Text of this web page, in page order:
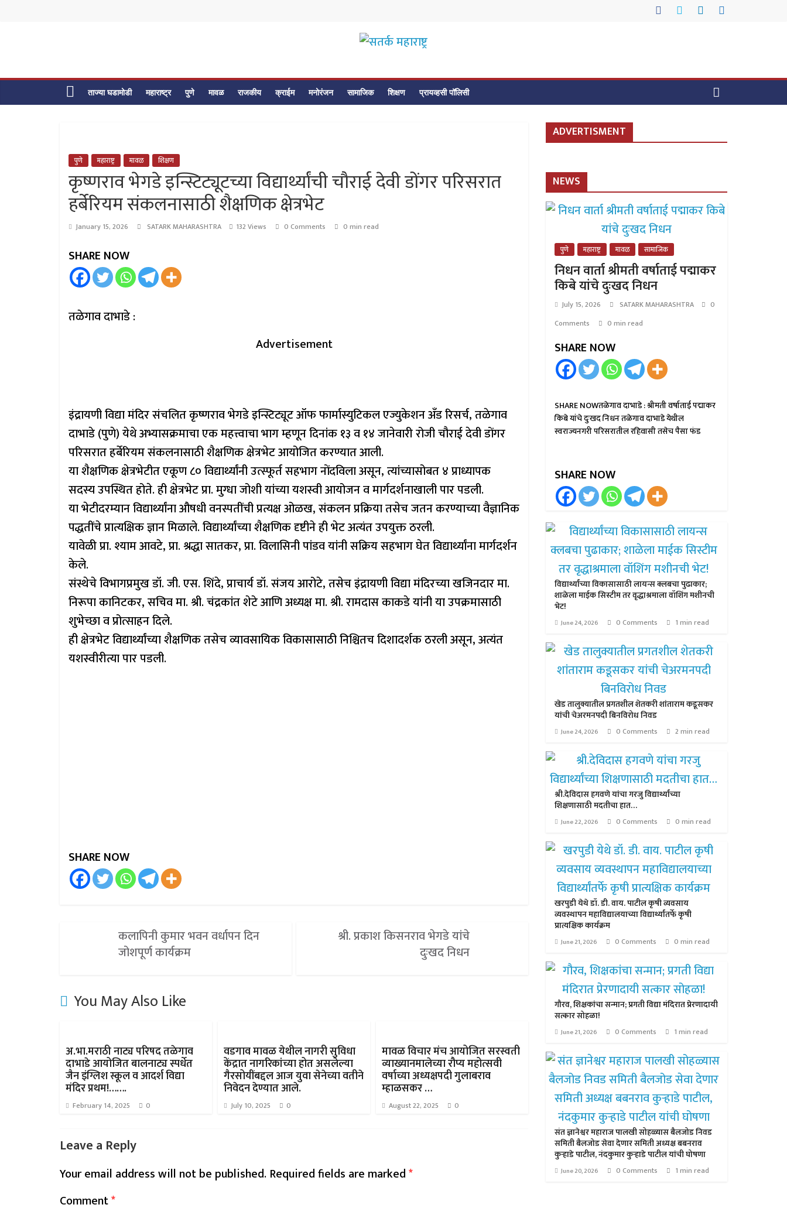
सतर्क
महाराष्ट्र
ताज्या घडामोडी महाराष्ट्र पुणे मावळ राजकीय क्राईम मनोरंजन सामाजिक शिक्षण प्रायव्हसी पॉलिसी
पुणे महाराष्ट्र मावळ शिक्षण
कृष्णराव भेगडे इन्स्टिट्यूटच्या विद्यार्थ्यांची चौराई देवी डोंगर परिसरात
हर्बेरियम संकलनासाठी शैक्षणिक क्षेत्रभेट
January 15, 2026 SATARK MAHARASHTRA 132 Views 0 Comments 0 min read
SHARE NOW
तळेगाव दाभाडे :
Advertisement
इंद्रायणी विद्या मंदिर संचलित कृष्णराव भेगडे इन्स्टिट्यूट ऑफ फार्मास्युटिकल एज्युकेशन अँड रिसर्च, तळेगाव
दाभाडे (पुणे) येथे अभ्यासक्रमाचा एक महत्त्वाचा भाग म्हणून दिनांक १३ व १४ जानेवारी रोजी चौराई देवी डोंगर
परिसरात हर्बेरियम संकलनासाठी शैक्षणिक क्षेत्रभेट आयोजित करण्यात आली.
या शैक्षणिक क्षेत्रभेटीत एकूण ८० विद्यार्थ्यांनी उत्स्फूर्त सहभाग नोंदविला असून, त्यांच्यासोबत ४ प्राध्यापक
सदस्य उपस्थित होते. ही क्षेत्रभेट प्रा. मुग्धा जोशी यांच्या यशस्वी आयोजन व मार्गदर्शनाखाली पार पडली.
या भेटीदरम्यान विद्यार्थ्यांना औषधी वनस्पतींची प्रत्यक्ष ओळख, संकलन प्रक्रिया तसेच जतन करण्याच्या वैज्ञानिक
पद्धतींचे प्रात्यक्षिक ज्ञान मिळाले. विद्यार्थ्यांच्या शैक्षणिक दृष्टीने ही भेट अत्यंत उपयुक्त ठरली.
यावेळी प्रा. श्याम आवटे, प्रा. श्रद्धा सातकर, प्रा. विलासिनी पांडव यांनी सक्रिय सहभाग घेत विद्यार्थ्यांना मार्गदर्शन
केले.
संस्थेचे विभागप्रमुख डॉ. जी. एस. शिंदे, प्राचार्य डॉ. संजय आरोटे, तसेच इंद्रायणी विद्या मंदिरच्या खजिनदार मा.
निरूपा कानिटकर, सचिव मा. श्री. चंद्रकांत शेटे आणि अध्यक्ष मा. श्री. रामदास काकडे यांनी या उपक्रमासाठी
शुभेच्छा व प्रोत्साहन दिले.
ही क्षेत्रभेट विद्यार्थ्यांच्या शैक्षणिक तसेच व्यावसायिक विकासासाठी निश्चितच दिशादर्शक ठरली असून, अत्यंत
यशस्वीरीत्या पार पडली.
SHARE NOW
कलापिनी कुमार भवन वर्धापन दिन
जोशपूर्ण कार्यक्रम
श्री. प्रकाश किसनराव भेगडे यांचे
दुःखद निधन
You May Also Like
अ.भा.मराठी नाट्य परिषद तळेगाव
दाभाडे आयोजित बालनाट्य स्पर्धेत
जैन इंग्लिश स्कूल व आदर्श विद्या
मंदिर प्रथम!…….
February 14, 2025 0
वडगाव मावळ येथील नागरी सुविधा
केंद्रात नागरिकांच्या होत असलेल्या
गैरसोयींबद्दल आज युवा सेनेच्या वतीने
निवेदन देण्यात आले.
July 10, 2025 0
मावळ विचार मंच आयोजित सरस्वती
व्याख्यानमालेच्या रौप्य महोत्सवी
वर्षाच्या अध्यक्षपदी गुलाबराव
म्हाळसकर …
August 22, 2025 0
Leave a Reply
Your email address will not be published. Required fields are marked*
Comment*
ADVERTISMENT
NEWS
पुणे महाराष्ट्र मावळ सामाजिक
निधन वार्ता श्रीमती वर्षाताई पद्माकर
किबे यांचे दुःखद निधन
July 15, 2026 SATARK MAHARASHTRA
0
Comments
0 min read
SHARE NOW
SHARE NOWतळेगाव दाभाडे : श्रीमती वर्षाताई पद्माकर
किबे यांचे दुःखद निधन तळेगाव दाभाडे येथील
स्वराज्यनगरी परिसरातील रहिवासी तसेच पैसा फंड
SHARE NOW
विद्यार्थ्यांच्या विकासासाठी लायन्स क्लबचा पुढाकार;
शाळेला माईक सिस्टीम तर वृद्धाश्रमाला वॉशिंग मशीनची
भेट!
June 24, 2026 0 Comments 1 min read
खेड तालुक्यातील प्रगतशील शेतकरी शांताराम कडूसकर
यांची चेअरमनपदी बिनविरोध निवड
June 24, 2026 0 Comments 2 min read
श्री.देविदास हगवणे यांचा गरजु विद्यार्थ्यांच्या
शिक्षणासाठी मदतीचा हात…
June 22, 2026 0 Comments 0 min read
खरपुडी येथे डॉ. डी. वाय. पाटील कृषी व्यवसाय
व्यवस्थापन महाविद्यालयाच्या विद्यार्थ्यांतर्फे कृषी
प्रात्यक्षिक कार्यक्रम
June 21, 2026 0 Comments 0 min read
गौरव, शिक्षकांचा सन्मान; प्रगती विद्या मंदिरात प्रेरणादायी
सत्कार सोहळा!
June 21, 2026 0 Comments 1 min read
संत ज्ञानेश्वर महाराज पालखी सोहळ्यास बैलजोड निवड
समिती बैलजोड सेवा देणार समिती अध्यक्ष बबनराव
कुऱ्हाडे पाटील, नंदकुमार कुऱ्हाडे पाटील यांची घोषणा
June 20, 2026 0 Comments 1 min read